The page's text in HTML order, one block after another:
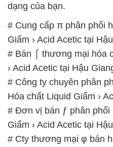
dạng của bạn.
# Cung cấp π phân phối
Giấm › Acid Acetic tại
# Bán ⌠ thương mại hóa
› Acid Acetic tại Hậu
# Công ty chuyên phân
Hóa chất Liquid Giấm ›
# Đơn vị bán ƒ phân phối
Giấm › Acid Acetic tại
# Cty thương mại φ bán